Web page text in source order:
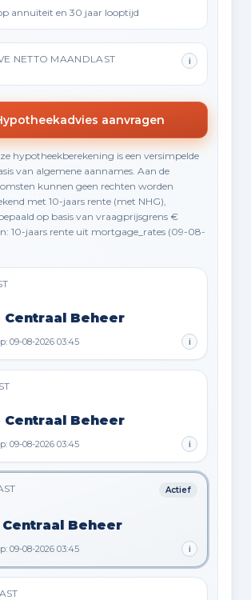
annuïteit en 30 jaar looptijd
NETTO MAANDLAST i
aanvragen
hypotheekberekening is een versimpelde
van algemene aannames. Aan de
kunnen geen rechten worden
met 10-jaars rente (met NHG),
op basis van vraagprijsgrens €
10-jaars rente uit mortgage_rates (09-08-
Centraal Beheer
09-08-2026 03:45 i
Centraal Beheer
09-08-2026 03:45 i
Actief
Centraal Beheer
09-08-2026 03:45 i